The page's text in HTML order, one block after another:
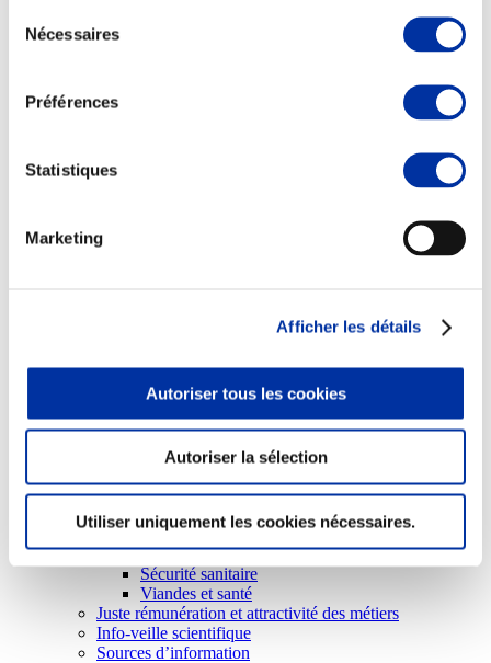
Nécessaires
Préférences
Statistiques
Marketing
Afficher les détails
Autoriser tous les cookies
Autoriser la sélection
Utiliser uniquement les cookies nécessaires.
Partenaire Climat
Consommation
Sécurité sanitaire
Viandes et santé
Juste rémunération et attractivité des métiers
Info-veille scientifique
Sources d’information